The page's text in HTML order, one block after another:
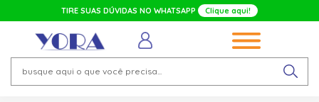
TIRE SUAS DÚVIDAS NO WHATSAPP Clique aqui!